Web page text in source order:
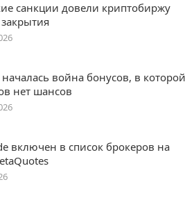
санкции довели криптобиржу
война бонусов, в которой
нет шансов
включен в список брокеров на